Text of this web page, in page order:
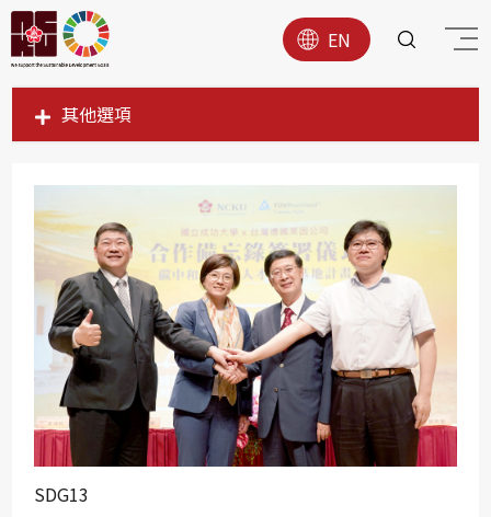
EN
其他選項
SDG1
SDG4
SDG5
SDG6
SDG7
SDG8
SDG9
SDG13